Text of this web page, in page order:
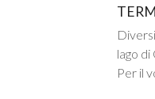
lago di
Per il